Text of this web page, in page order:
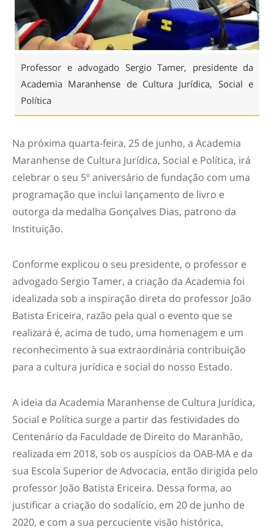
Professor e advogado Sergio Tamer, presidente da
Academia Maranhense de Cultura Jurídica, Social e
Política
Na próxima quarta-feira, 25 de junho, a Academia
Maranhense de Cultura Jurídica, Social e Política, irá
celebrar o seu 5º aniversário de fundação com uma
programação que inclui lançamento de livro e
outorga da medalha Gonçalves Dias, patrono da
Instituição.
Conforme explicou o seu presidente, o professor e
advogado Sergio Tamer, a criação da Academia foi
idealizada sob a inspiração direta do professor João
Batista Ericeira, razão pela qual o evento que se
realizará é, acima de tudo, uma homenagem e um
reconhecimento à sua extraordinária contribuição
para a cultura jurídica e social do nosso Estado.
A ideia da Academia Maranhense de Cultura Jurídica,
Social e Política surge a partir das festividades do
Centenário da Faculdade de Direito do Maranhão,
realizada em 2018, sob os auspícios da OAB-MA e da
sua Escola Superior de Advocacia, então dirigida pelo
professor João Batista Ericeira. Dessa forma, ao
justificar a criação do sodalício, em 20 de junho de
2020, e com a sua percuciente visão histórica,